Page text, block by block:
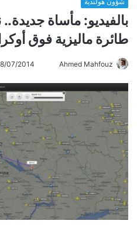
طائرة ماليزية فوق أوكرانيا
Ahmed Mahfouz
س
ر
ي
د
ا
إ
ل
ك
07/2014